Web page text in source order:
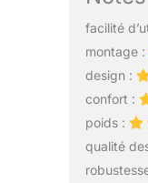
facilité
montage :
design :
confort :
poids :
qualité